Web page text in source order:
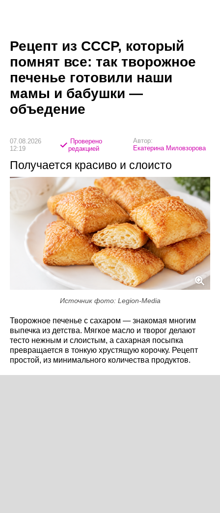
Рецепт из СССР, который
помнят все: так творожное
печенье готовили наши
мамы и бабушки —
объедение
07.08.2026
12:19
Проверено
редакцией
Автор:
Екатерина Миловзорова
Получается красиво и слоисто
Источник фото: Legion-Media
Творожное печенье с сахаром — знакомая многим
выпечка из детства. Мягкое масло и творог делают
тесто нежным и слоистым, а сахарная посыпка
превращается в тонкую хрустящую корочку. Рецепт
простой, из минимального количества продуктов.